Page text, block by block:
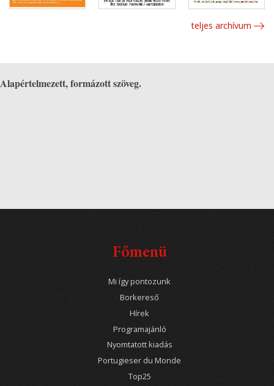
teljes archívum
Alapértelmezett, formázott szöveg.
Főmenü
Mi így pontozunk
Borkereső
Hírek
Programajánló
Nyomtatott kiadás
Portugieser du Monde
Top25